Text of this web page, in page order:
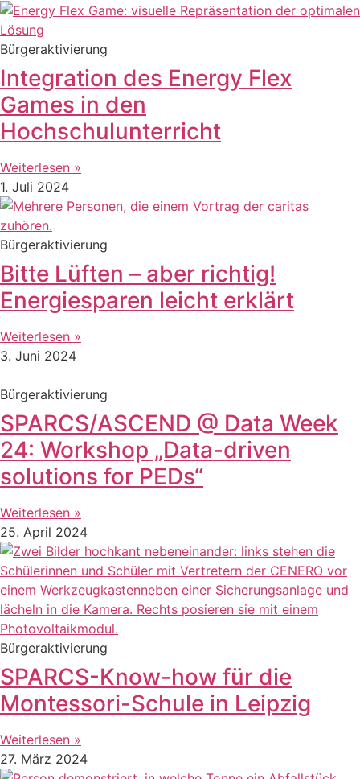
Bürgeraktivierung
Integration des Energy Flex
Games in den
Hochschulunterricht
Weiterlesen »
1. Juli 2024
Bürgeraktivierung
Bitte Lüften – aber richtig!
Energiesparen leicht erklärt
Weiterlesen »
3. Juni 2024
Bürgeraktivierung
SPARCS/ASCEND @ Data Week
24: Workshop „Data-driven
solutions for PEDs“
Weiterlesen »
25. April 2024
Bürgeraktivierung
SPARCS-Know-how für die
Montessori-Schule in Leipzig
Weiterlesen »
27. März 2024